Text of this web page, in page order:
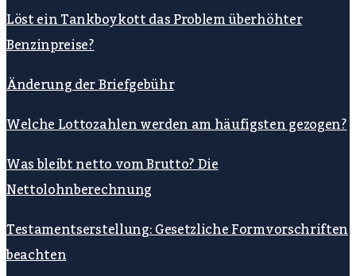
Löst ein Tankboykott das Problem überhöhter
Benzinpreise?
Änderung der Briefgebühr
Welche Lottozahlen werden am häufigsten gezogen?
Was bleibt netto vom Brutto? Die
Nettolohnberechnung
Testamentserstellung: Gesetzliche Formvorschriften
beachten